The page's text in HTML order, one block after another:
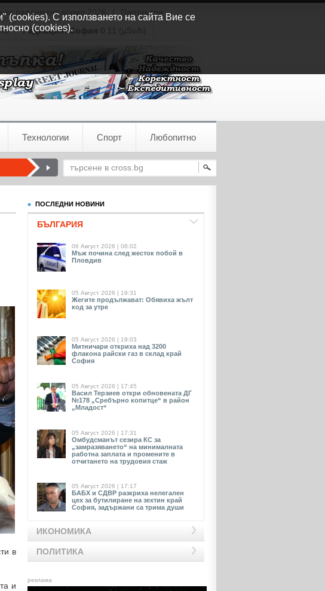
за парламент април 2026
Партньори
Радиация:София 0.11 (µSv/h)
Технологии Спорт Любопитно
в
и
ПОСЛЕДНИ НОВИНИ
БЪЛГАРИЯ
06 Август 2026 | 08:02
Мъж почина след жесток побой в
Пловдив
05 Август 2026 | 19:31
Жегите продължават: Обявиха жълт
код за утре
05 Август 2026 | 19:03
Митничари откриха над 3200
флакона райски газ в склад край
София
05 Август 2026 | 17:45
Васил Терзиев откри обновената ДГ
№178 „Сребърно копитце“ в район
„Младост“
05 Август 2026 | 17:31
Омбудсманът сезира КС за
„замразяването“ на минималната
работна заплата и промените в
отчитането на трудовия стаж
05 Август 2026 | 17:17
БАБХ и СДВР разкриха нелегален
цех за бутилиране на зехтин край
София, задържани са трима души
ИКОНОМИКА
ПОЛИТИКА
реклама
(cookies). С използването на сайта Вие се
(cookies).